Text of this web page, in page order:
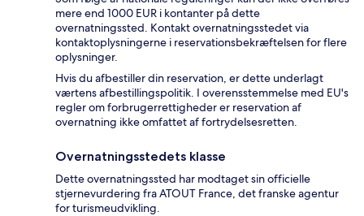
mere end 1000 EUR i kontanter på dette
overnatningssted. Kontakt overnatningsstedet via
kontaktoplysningerne i reservationsbekræftelsen for flere
oplysninger.
Hvis du afbestiller din reservation, er dette underlagt
værtens afbestillingspolitik. I overensstemmelse med EU's
regler om forbrugerrettigheder er reservation af
overnatning ikke omfattet af fortrydelsesretten.
Overnatningsstedets klasse
Dette overnatningssted har modtaget sin officielle
stjernevurdering fra ATOUT France, det franske agentur
for turismeudvikling.